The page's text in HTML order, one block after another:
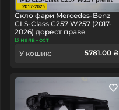
Скло фари Mercedes-Benz
CLS-Class C257 W257 (2017-
2026) дорест праве
В наявності
У кошик: 5781.00 ₴